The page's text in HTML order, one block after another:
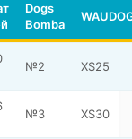
Dogs
Bomba
№2 XS25
№3 XS30